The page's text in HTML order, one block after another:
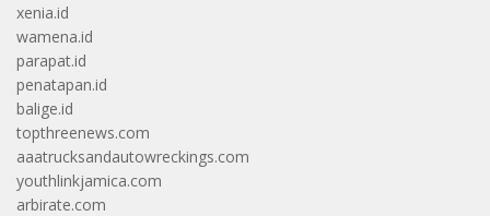
xenia.id
wamena.id
parapat.id
penatapan.id
balige.id
topthreenews.com
aaatrucksandautowreckings.com
youthlinkjamica.com
arbirate.com